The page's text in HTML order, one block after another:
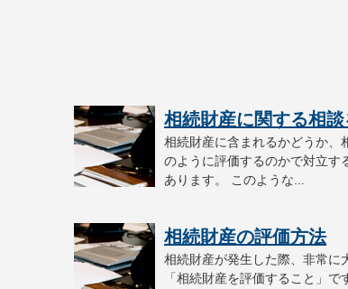
相続財産に関する相
相続財産に含まれるかどうか、
のように評価するのかで対立す
あります。 このような...
相続財産の評価方法
相続財産が発生した際、非常に
「相続財産を評価すること」で